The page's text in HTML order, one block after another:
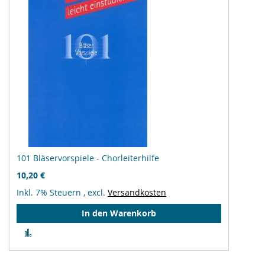
101 Bläservorspiele - Chorleiterhilfe
10,20 €
Inkl. 7% Steuern , excl. Versandkosten
In den Warenkorb
hinzufügen